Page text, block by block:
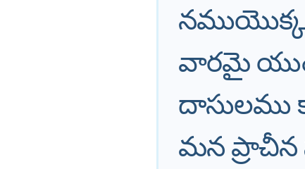
నముయొక్క
వారమై
దాసులము
మన